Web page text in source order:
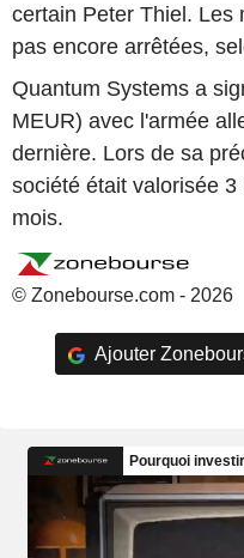
certain Peter Thiel. Les
pas encore arrêtées,
Quantum Systems a
MEUR) avec l'armée
dernière. Lors de sa
société était valorisée
mois.
© Zonebourse.com - 2026
Ajouter